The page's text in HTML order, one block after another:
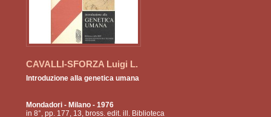
CAVALLI-SFORZA Luigi L.
Introduzione alla genetica umana
Mondadori- Milano - 1976
in 8°, pp. 177, 13, bross. edit. ill. Biblioteca